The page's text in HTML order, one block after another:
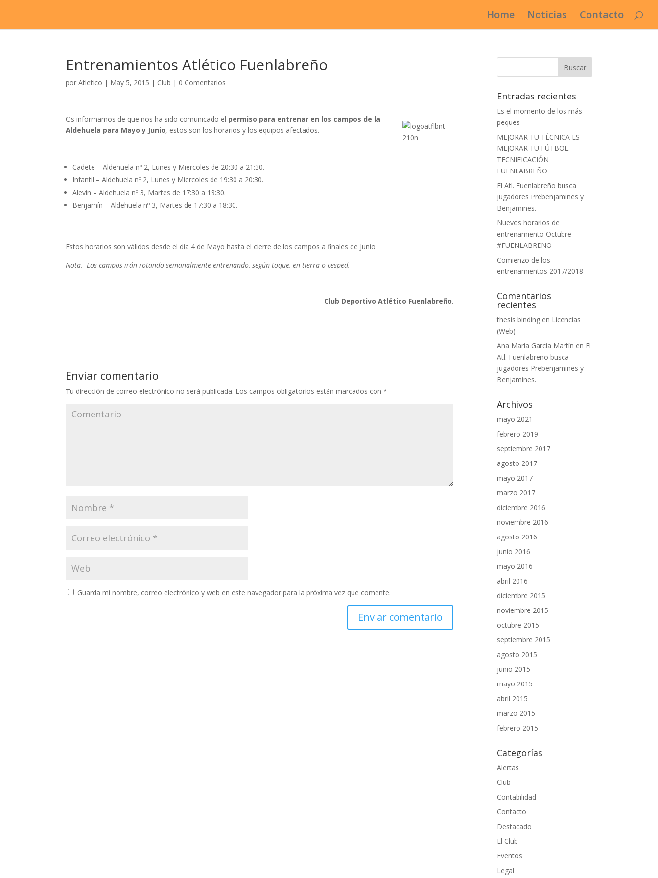
Home Noticias Contacto
Entrenamientos Atlético Fuenlabreño
porAtletico | May 5, 2015 | Club | 0 Comentarios
Os informamos de que nos ha sido comunicado el permiso para entrenar en los campos de la
Aldehuela para Mayo y Junio, estos son los horarios y los equipos afectados.
Cadete – Aldehuela nº 2, Lunes y Miercoles de 20:30 a 21:30.
Infantil – Aldehuela nº 2, Lunes y Miercoles de 19:30 a 20:30.
Alevín – Aldehuela nº 3, Martes de 17:30 a 18:30.
Benjamín – Aldehuela nº 3, Martes de 17:30 a 18:30.
Estos horarios son válidos desde el día 4 de Mayo hasta el cierre de los campos a finales de Junio.
Nota.- Los campos irán rotando semanalmente entrenando, según toque, en tierra o cesped.
Club Deportivo Atlético Fuenlabreño.
Enviar comentario
Tu dirección de correo electrónico no será publicada. Los campos obligatorios están marcados con*
Guarda mi nombre, correo electrónico y web en este navegador para la próxima vez que comente.
Entradas recientes
Es el momento de los más
peques
MEJORAR TU TÉCNICA ES
MEJORAR TU FÚTBOL.
TECNIFICACIÓN
FUENLABREÑO
El Atl. Fuenlabreño busca
jugadores Prebenjamines y
Benjamines.
Nuevos horarios de
entrenamiento Octubre
#FUENLABREÑO
Comienzo de los
entrenamientos 2017/2018
Comentarios
recientes
thesis binding en Licencias
(Web)
Ana María García Martín en El
Atl. Fuenlabreño busca
jugadores Prebenjamines y
Benjamines.
Archivos
mayo 2021
febrero 2019
septiembre 2017
agosto 2017
mayo 2017
marzo 2017
diciembre 2016
noviembre 2016
agosto 2016
junio 2016
mayo 2016
abril 2016
diciembre 2015
noviembre 2015
octubre 2015
septiembre 2015
agosto 2015
junio 2015
mayo 2015
abril 2015
marzo 2015
febrero 2015
Categorías
Alertas
Club
Contabilidad
Contacto
Destacado
El Club
Eventos
Legal